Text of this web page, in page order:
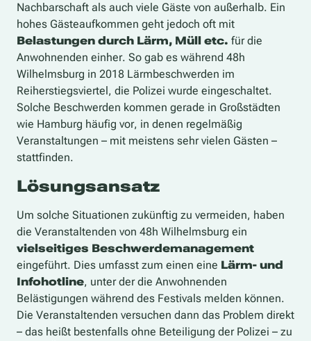
Nachbarschaft als auch viele Gäste von außerhalb. Ein
hohes Gästeaufkommen geht jedoch oft mit
Belastungen durch Lärm, Müll etc. für die
Anwohnenden einher. So gab es während 48h
Wilhelmsburg in 2018 Lärmbeschwerden im
Reiherstiegsviertel, die Polizei wurde eingeschaltet.
Solche Beschwerden kommen gerade in Großstädten
wie Hamburg häufig vor, in denen regelmäßig
Veranstaltungen – mit meistens sehr vielen Gästen –
stattfinden.
Lösungsansatz
Um solche Situationen zukünftig zu vermeiden, haben
die Veranstaltenden von 48h Wilhelmsburg ein
vielseitiges Beschwerdemanagement
eingeführt. Dies umfasst zum einen eine Lärm- und
Infohotline, unter der die Anwohnenden
Belästigungen während des Festivals melden können.
Die Veranstaltenden versuchen dann das Problem direkt
– das heißt bestenfalls ohne Beteiligung der Polizei – zu